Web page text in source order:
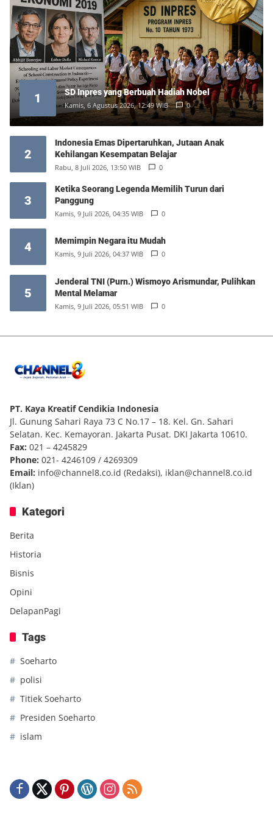
1 SD Inpres yang Berbuah Hadiah Nobel
Kamis, 6 Agustus 2026, 12:49 WIB 0
2
Indonesia Emas Dipertaruhkan, Jutaan Anak
Kehilangan Kesempatan Belajar
Rabu, 8 Juli 2026, 13:50 WIB 0
3
Ketika Seorang Legenda Memilih Turun dari
Panggung
Kamis, 9 Juli 2026, 04:35 WIB 0
4 Memimpin Negara itu Mudah
Kamis, 9 Juli 2026, 04:37 WIB 0
5
Jenderal TNI (Purn.) Wismoyo Arismundar, Pulihkan
Mental Melamar
Kamis, 9 Juli 2026, 05:51 WIB 0
PT. Kaya Kreatif Cendikia Indonesia
Jl. Gunung Sahari Raya 73 C No.17 – 18. Kel. Gn. Sahari
Selatan. Kec. Kemayoran. Jakarta Pusat. DKI Jakarta 10610.
Fax: 021 – 4245829
Phone: 021- 4246109 / 4269309
Email: info@channel8.co.id (Redaksi), iklan@channel8.co.id
(Iklan)
Kategori
Berita
Historia
Bisnis
Opini
DelapanPagi
Tags
Soeharto
polisi
Titiek Soeharto
Presiden Soeharto
islam